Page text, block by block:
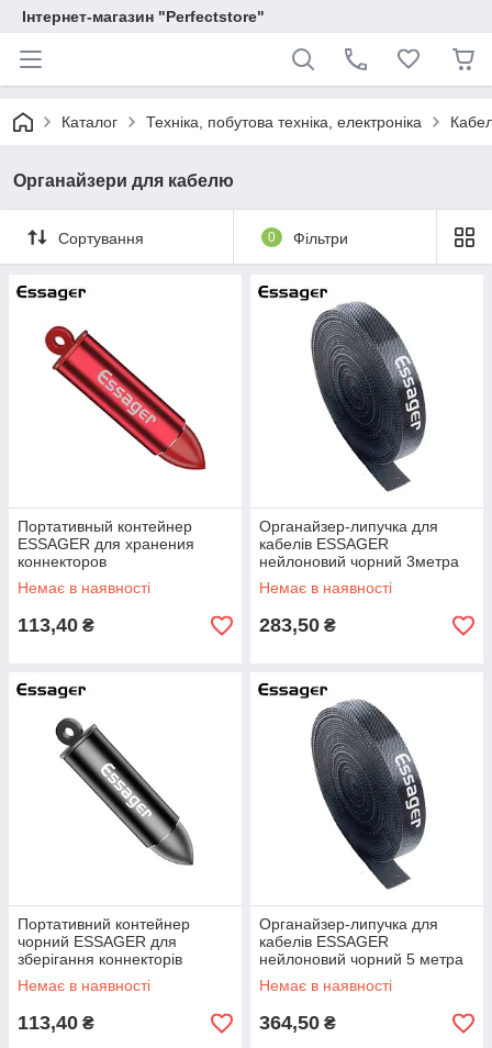
Інтернет-магазин "Perfectstore"
Каталог Техніка, побутова техніка, електроніка
Органайзери для кабелю
Сортування 0 Фільтри
Портативный контейнер
ESSAGER для хранения
коннекторов
Немає в наявності
113,40 ₴
Органайзер-липучка для
кабелів ESSAGER
нейлоновий чорний 3метра
Немає в наявності
283,50 ₴
Портативний контейнер
чорний ESSAGER для
зберігання коннекторів
Немає в наявності
113,40 ₴
Органайзер-липучка для
кабелів ESSAGER
нейлоновий чорний 5 метра
Немає в наявності
364,50 ₴